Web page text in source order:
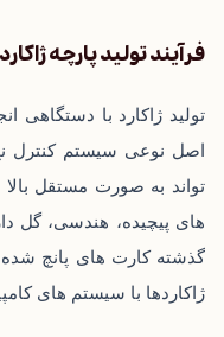
فرآیند تولید پارچه ژاکارد
تولید ژاکارد با دستگاهی
اصل نوعی سیستم کنترل
‌تواند به ‌صورت مستقل بالا
های پیچیده، هندسی، گل
گذشته کارت‌ های پانچ‌ شده
ژاکاردها با سیستم‌ های